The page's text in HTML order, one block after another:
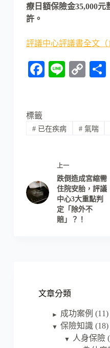
療日額保險金35,000
許。
評議中心評議書全文（
Fa Li
C
nk
標籤
#已在疾病 #氣喘
上一
跌倒造成宮縮需
住院安胎，評議
中心3大重點判
定「除外不
賠」？！
文章分類
► 成功案例 (11)
▼ 保險知識 (18)
▼ 人身保險